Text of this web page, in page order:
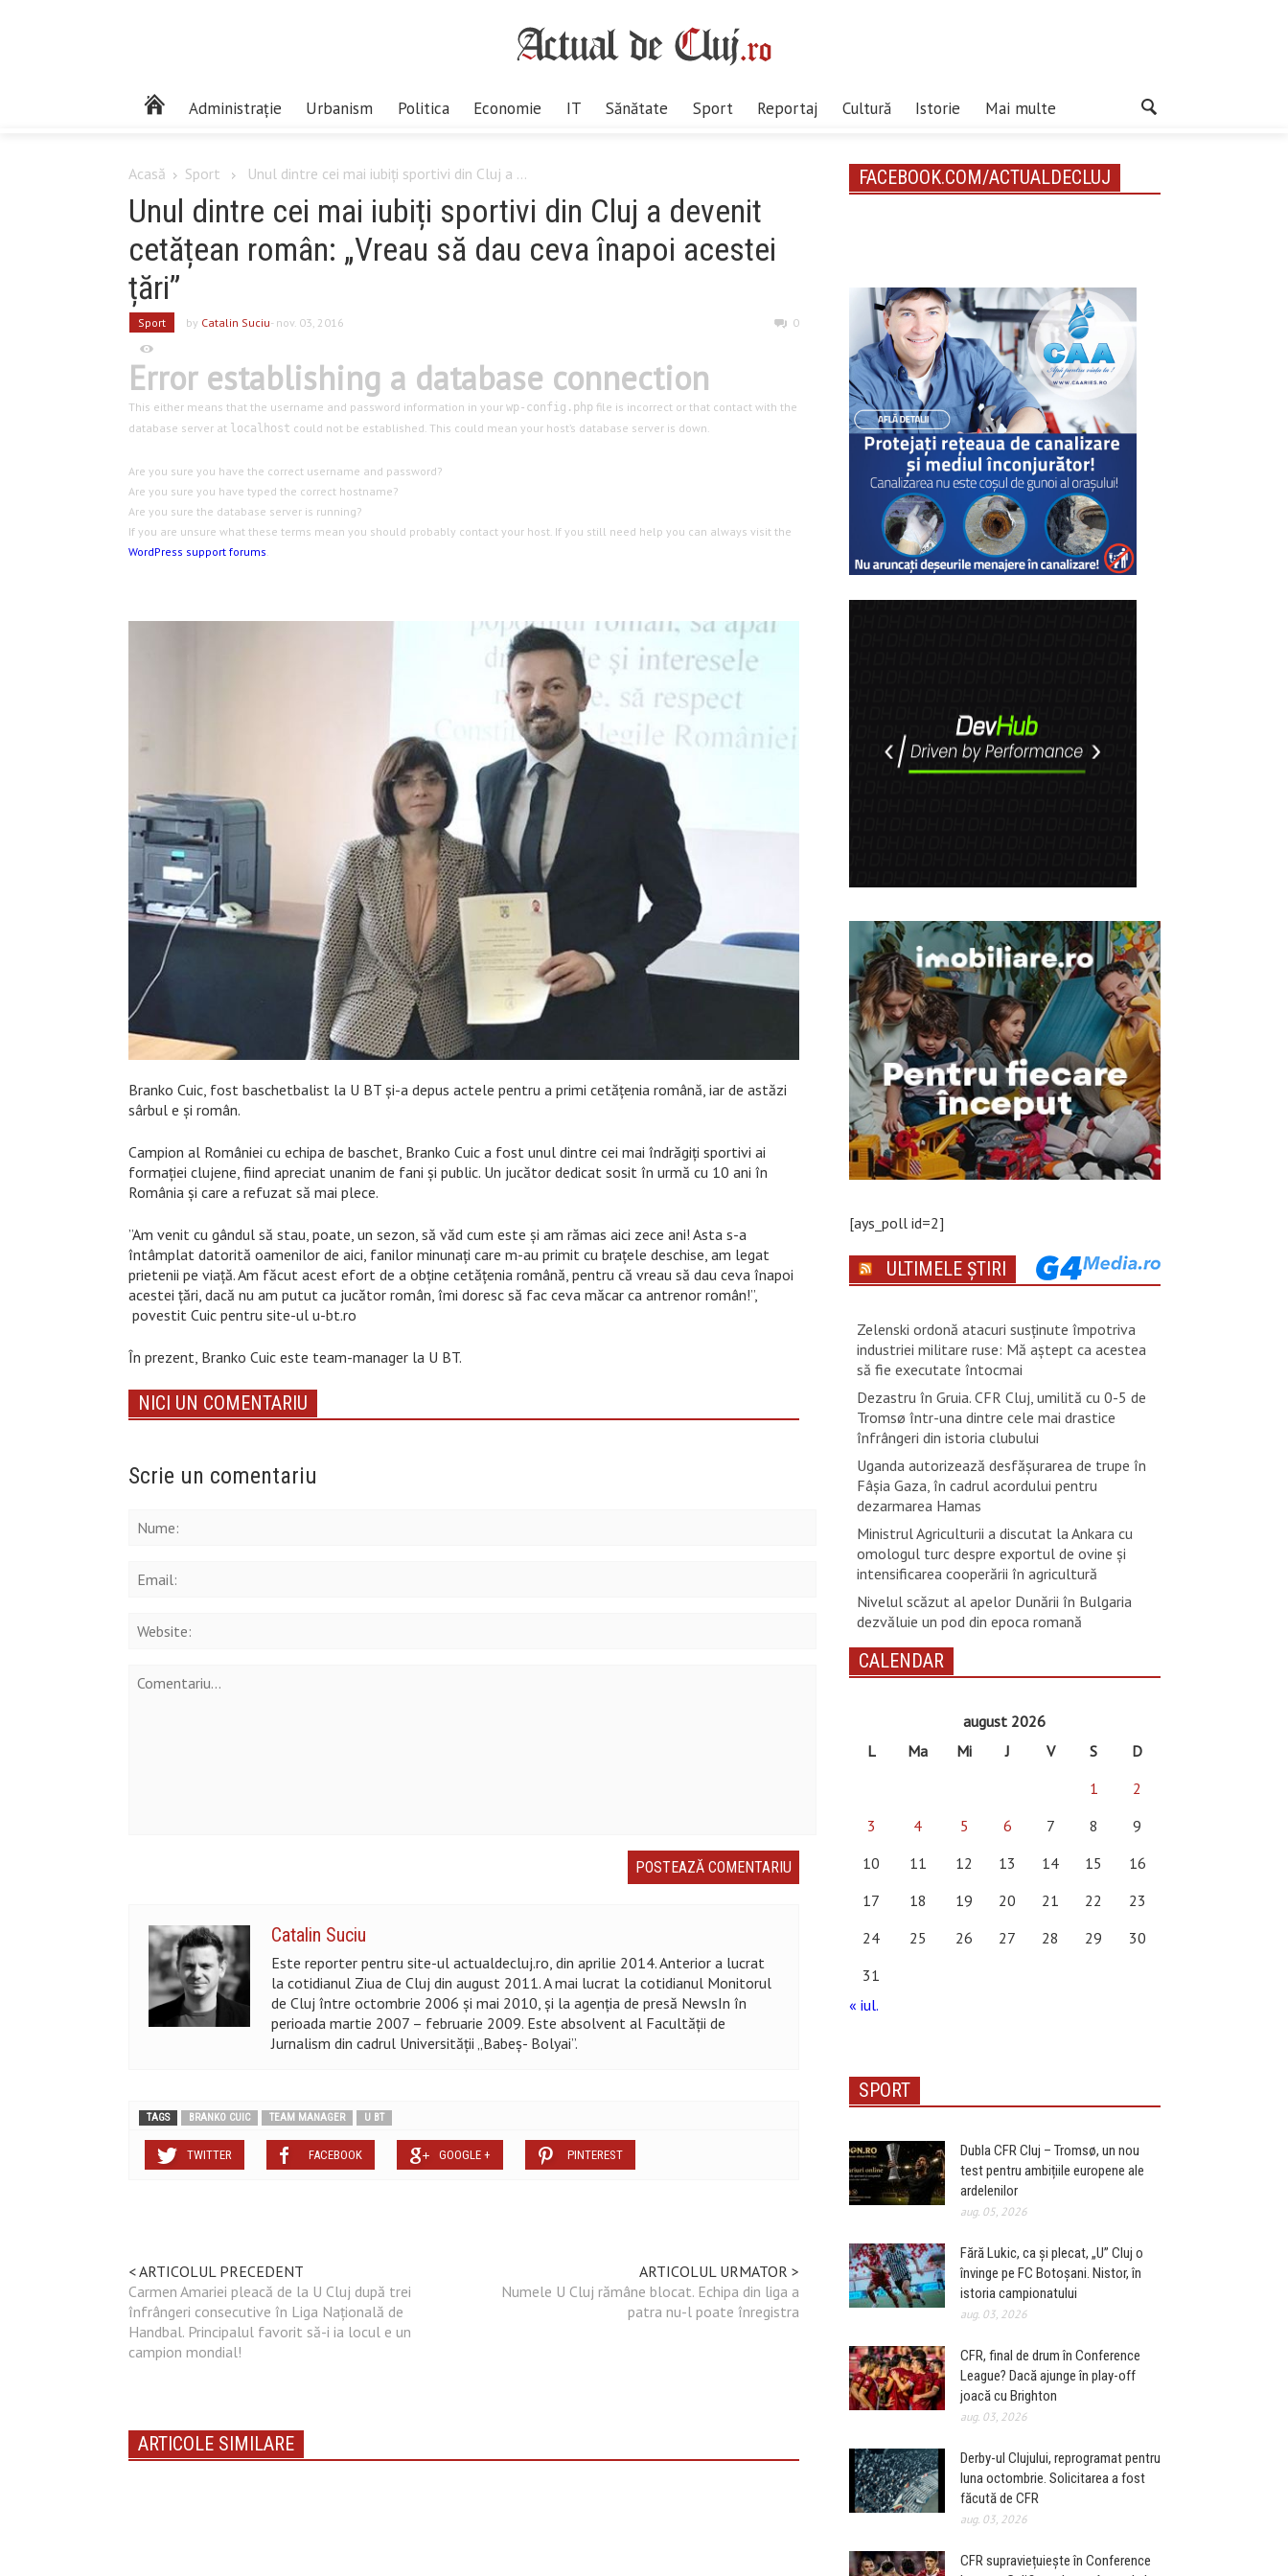
Administrație Urbanism Politica Economie IT Sănătate Sport Reportaj Cultură Istorie Mai multe
Acasă Sport Unul dintre cei mai iubiți sportivi din Cluj a ...
Unul dintre cei mai iubiți sportivi din Cluj a devenit
cetățean român: „Vreau să dau ceva înapoi acestei
țări”
Sport by Catalin Suciu- nov. 03, 2016 0
Error establishing a database connection
This either means that the username and password information in your wp-config.phpfile is incorrect or that contact with the
database server at localhost could not be established. This could mean your host’s database server is down.
Are you sure you have the correct username and password?
Are you sure you have typed the correct hostname?
Are you sure the database server is running?
If you are unsure what these terms mean you should probably contact your host. If you still need help you can always visit the
WordPress support forums
Branko Cuic, fost baschetbalist la U BT și-a depus actele pentru a primi cetățenia română, iar de astăzi
sârbul e și român.
Campion al României cu echipa de baschet, Branko Cuic a fost unul dintre cei mai îndrăgiți sportivi ai
formației clujene, fiind apreciat unanim de fani și public. Un jucător dedicat sosit în urmă cu 10 ani în
România și care a refuzat să mai plece.
”Am venit cu gândul să stau, poate, un sezon, să văd cum este și am rămas aici zece ani! Asta s-a
întâmplat datorită oamenilor de aici, fanilor minunați care m-au primit cu brațele deschise, am legat
prietenii pe viață. Am făcut acest efort de a obține cetățenia română, pentru că vreau să dau ceva înapoi
acestei țări, dacă nu am putut ca jucător român, îmi doresc să fac ceva măcar ca antrenor român!”,
povestit Cuic pentru site-ul u-bt.ro
În prezent, Branko Cuic este team-manager la U BT.
NICI UN COMENTARIU
Scrie un comentariu
Catalin Suciu
Este reporter pentru site-ul actualdecluj.ro, din aprilie 2014. Anterior a lucrat
la cotidianul Ziua de Cluj din august 2011. A mai lucrat la cotidianul Monitorul
de Cluj între octombrie 2006 și mai 2010, şi la agenţia de presă NewsIn în
perioada martie 2007 – februarie 2009. Este absolvent al Facultății de
Jurnalism din cadrul Universităţii „Babeș- Bolyai”.
TAGS BRANKO CUIC TEAM MANAGER U BT
TWITTER FACEBOOK GOOGLE + PINTEREST
< ARTICOLUL PRECEDENT
Carmen Amariei pleacă de la U Cluj după trei
înfrângeri consecutive în Liga Națională de
Handbal. Principalul favorit să-i ia locul e un
campion mondial!
ARTICOLUL URMATOR >
Numele U Cluj rămâne blocat. Echipa din liga a
patra nu-l poate înregistra
ARTICOLE SIMILARE
FACEBOOK.COM/ACTUALDECLUJ
[ays_poll id=2]
ULTIMELE ȘTIRI
Zelenski ordonă atacuri susţinute împotriva
industriei militare ruse: Mă aştept ca acestea
să fie executate întocmai
Dezastru în Gruia. CFR Cluj, umilită cu 0-5 de
Tromsø într-una dintre cele mai drastice
înfrângeri din istoria clubului
Uganda autorizează desfăşurarea de trupe în
Fâşia Gaza, în cadrul acordului pentru
dezarmarea Hamas
Ministrul Agriculturii a discutat la Ankara cu
omologul turc despre exportul de ovine și
intensificarea cooperării în agricultură
Nivelul scăzut al apelor Dunării în Bulgaria
dezvăluie un pod din epoca romană
CALENDAR
august 2026
L
Ma Mi J V S
D
1
2
3
4 5 6 7 8
9
10
11 12 13 14 15
16
17
18 19 20 21 22
23
24
25 26 27 28 29
30
31
« iul.
SPORT
Dubla CFR Cluj – Tromsø, un nou
test pentru ambițiile europene ale
ardelenilor
aug. 05, 2026
Fără Lukic, ca și plecat, „U” Cluj o
învinge pe FC Botoșani. Nistor, în
istoria campionatului
aug. 03, 2026
CFR, final de drum în Conference
League? Dacă ajunge în play-off
joacă cu Brighton
aug. 03, 2026
Derby-ul Clujului, reprogramat pentru
luna octombrie. Solicitarea a fost
făcută de CFR
aug. 03, 2026
CFR supraviețuiește în Conference